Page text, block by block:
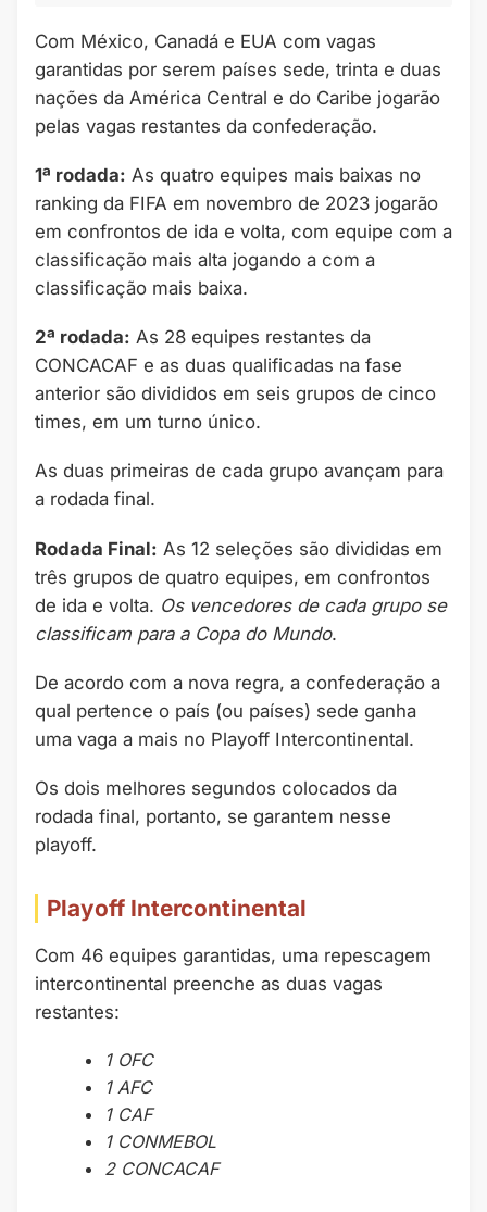
Com México, Canadá e EUA com vagas
garantidas por serem países sede, trinta e duas
nações da América Central e do Caribe jogarão
pelas vagas restantes da confederação.
1ª rodada: As quatro equipes mais baixas no
ranking da FIFA em novembro de 2023 jogarão
em confrontos de ida e volta, com equipe com a
classificação mais alta jogando a com a
classificação mais baixa.
2ª rodada: As 28 equipes restantes da
CONCACAF e as duas qualificadas na fase
anterior são divididos em seis grupos de cinco
times, em um turno único.
As duas primeiras de cada grupo avançam para
a rodada final.
Rodada Final: As 12 seleções são divididas em
três grupos de quatro equipes, em confrontos
de ida e volta. Os vencedores de cada grupo se
classificam para a Copa do Mundo.
De acordo com a nova regra, a confederação a
qual pertence o país (ou países) sede ganha
uma vaga a mais no Playoff Intercontinental.
Os dois melhores segundos colocados da
rodada final, portanto, se garantem nesse
playoff.
Playoff Intercontinental
Com 46 equipes garantidas, uma repescagem
intercontinental preenche as duas vagas
restantes:
1 OFC
1 AFC
1 CAF
1 CONMEBOL
2 CONCACAF